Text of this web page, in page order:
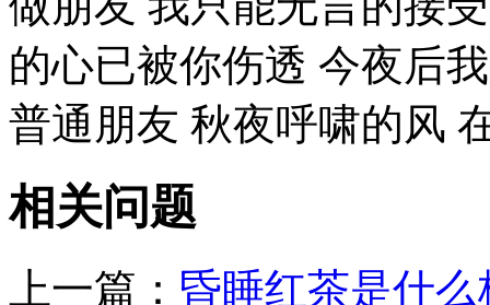
的心已被你伤透 今夜后
普通朋友 秋夜呼啸的风
相关问题
上一篇： 昏睡红茶是什么